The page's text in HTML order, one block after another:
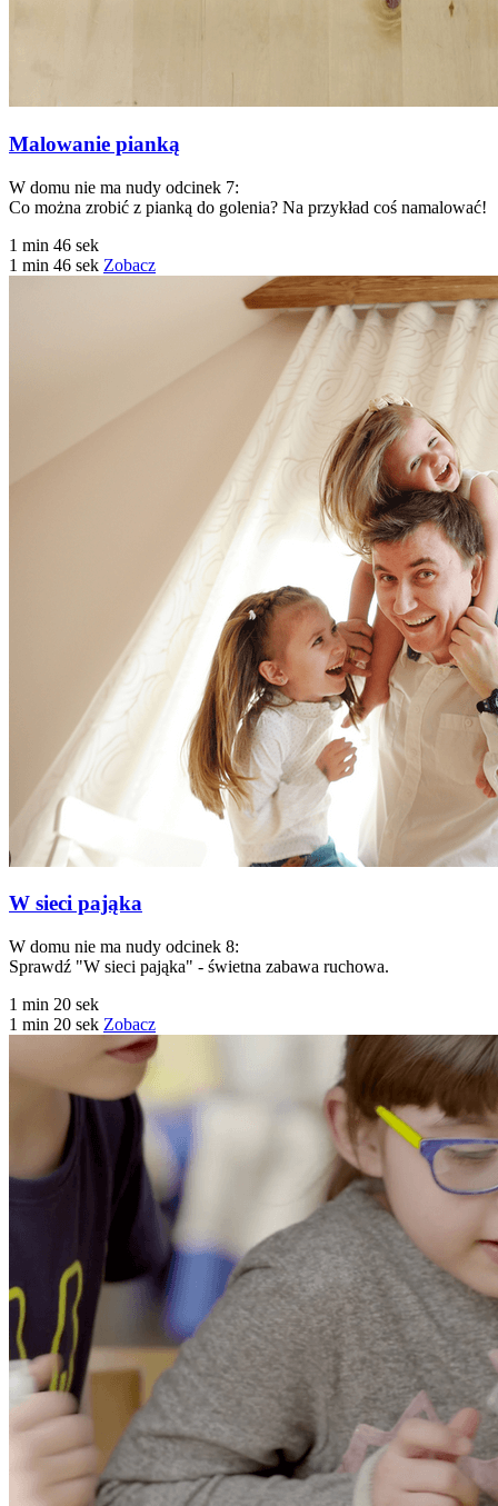
Malowanie pianką
W domu nie ma nudy odcinek 7:
Co można zrobić z pianką do golenia? Na przykład coś namalować!
1 min 46 sek
1 min 46 sek Zobacz
W sieci pająka
W domu nie ma nudy odcinek 8:
Sprawdź "W sieci pająka" - świetna zabawa ruchowa.
1 min 20 sek
1 min 20 sek Zobacz